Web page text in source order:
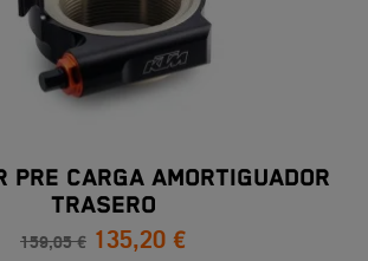
PRE CARGA AMORTIGUADOR
TRASERO
159,05 € 135,20 €